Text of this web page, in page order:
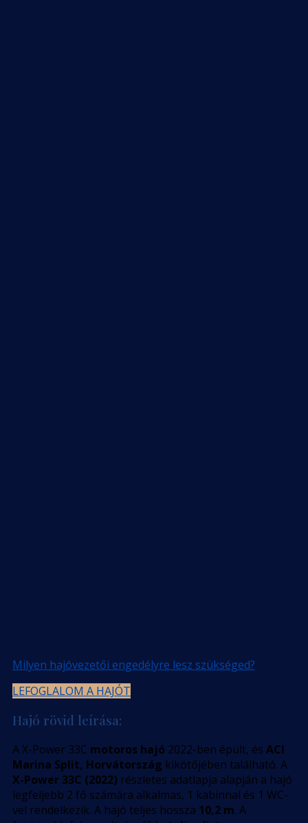
Milyen hajóvezetői engedélyre lesz szükséged?
LEFOGLALOM A HAJÓT
Hajó rövid leírása:
A X-Power 33C motoros hajó 2022-ben épült, és ACI
Marina Split, Horvátország kikötőjében található. A
X-Power 33C (2022) részletes adatlapja alapján a hajó
legfeljebb 2 fő számára alkalmas, 1 kabinnal és 1 WC-
vel rendelkezik. A hajó teljes hossza 10,2 m. A